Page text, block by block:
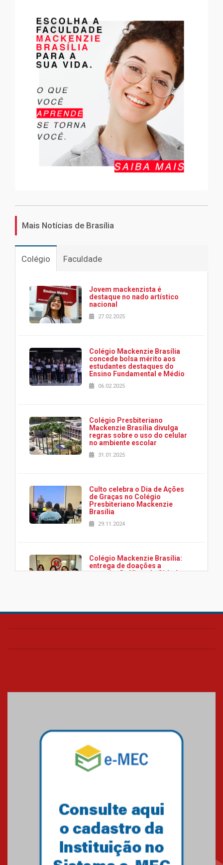
Mais Notícias de Brasília
Colégio Faculdade
Jovem mackenzista é
destaque no nado artístico
nacional
27.02.2025
Colégio Mackenzie Brasília
concede bolsa mérito aos
estudantes destaques do
Ensino Fundamental e Médio
06.02.2025
Colégio Presbiteriano
Mackenzie Brasília divulga
regras sobre o uso do celular
no ambiente escolar
31.01.2025
Culto celebra o Dia de Ações
de Graças no Colégio
Presbiteriano Mackenzie
Brasília
29.11.2024
Colégio Mackenzie Brasília:
entrega de doações a
associação Viver da Cidade
Colégio Presbiteriano
os funcionários
07.11.2024
Equipe de saltos ornamentais
do Mackenzie Brasília
Gravação do projeto “Mais de
31 mil vozes com a Palavra” é
realizado no Colégio
Mackenzie Brasília